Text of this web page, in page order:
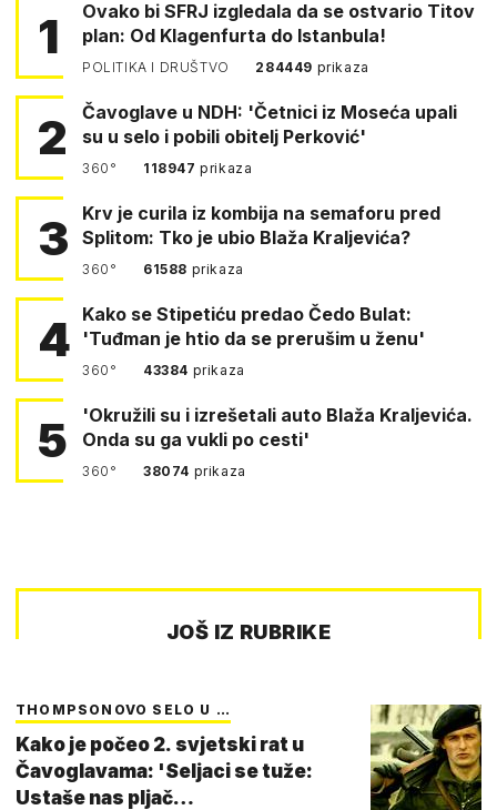
1
Ovako bi SFRJ izgledala da se ostvario Titov
plan: Od Klagenfurta do Istanbula!
POLITIKA I DRUŠTVO 284449 prikaza
2
Čavoglave u NDH: 'Četnici iz Moseća upali
su u selo i pobili obitelj Perković'
360° 118947prikaza
3
Krv je curila iz kombija na semaforu pred
Splitom: Tko je ubio Blaža Kraljevića?
360° 61588 prikaza
4 Kako se Stipetiću predao Čedo Bulat:
'Tuđman je htio da se prerušim u ženu'
360° 43384 prikaza
5
'Okružili su i izrešetali auto Blaža Kraljevića.
Onda su ga vukli po cesti'
360° 38074 prikaza
JOŠ IZ RUBRIKE
THOMPSONOVO SELO U …
Kako je počeo 2. svjetski rat u
Čavoglavama: 'Seljaci se tuže:
Ustaše nas pljač…